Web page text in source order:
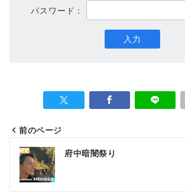
パスワード：
投
稿
ナ
前のページ
府中暗闇祭り